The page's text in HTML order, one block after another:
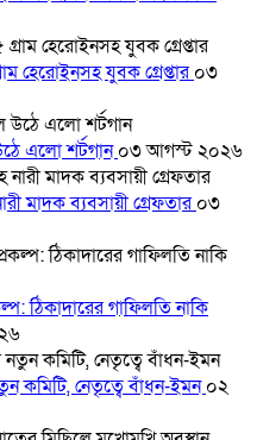
হেরোইনসহ যুবক গ্রেপ্তার০৩
এলো শর্টগান০৩ আগস্ট ২০২৬
মাদক ব্যবসায়ী গ্রেফতার০৩
ঠিকাদারের গাফিলতি নাকি
কমিটি, নেতৃত্বে বাঁধন-ইমন০২